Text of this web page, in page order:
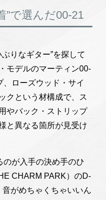
”で選んだ00-21
りなギター”を探して
モデルのマーティン00-
ローズウッド・サイ
クという材構成で、ス
やバック・ストリップ
と異なる箇所が見受け
のが入手の決め手のひ
CHARM PARK）のD-
がめちゃくちゃいいん